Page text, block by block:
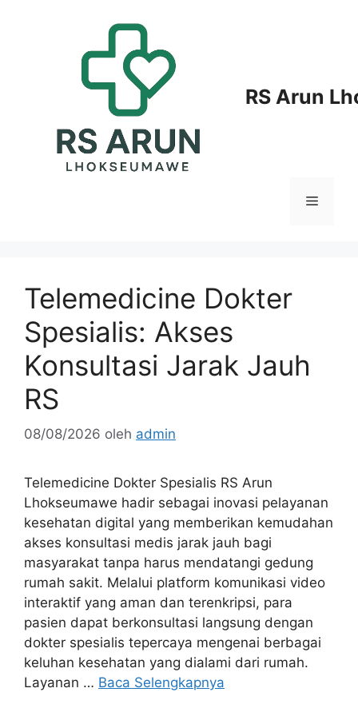
RS Arun
Menu
Telemedicine Dokter
Spesialis: Akses
Konsultasi Jarak Jauh
RS
08/08/2026 oleh admin
Telemedicine Dokter Spesialis RS Arun
Lhokseumawe hadir sebagai inovasi pelayanan
kesehatan digital yang memberikan kemudahan
akses konsultasi medis jarak jauh bagi
masyarakat tanpa harus mendatangi gedung
rumah sakit. Melalui platform komunikasi video
interaktif yang aman dan terenkripsi, para
pasien dapat berkonsultasi langsung dengan
dokter spesialis tepercaya mengenai berbagai
keluhan kesehatan yang dialami dari rumah.
Layanan … Baca Selengkapnya